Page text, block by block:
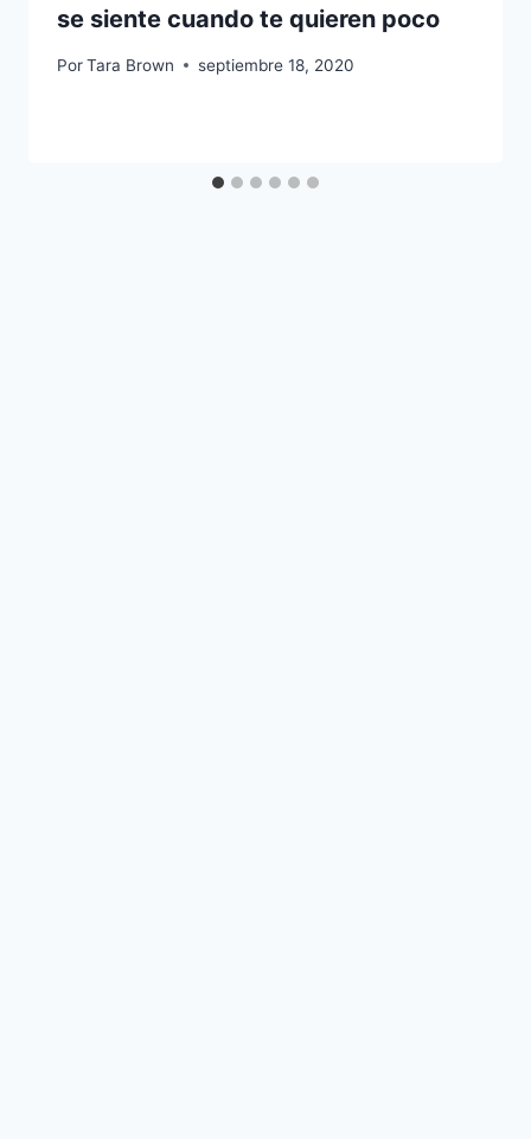
se siente cuando te quieren poco
PorTara Brown septiembre 18, 2020